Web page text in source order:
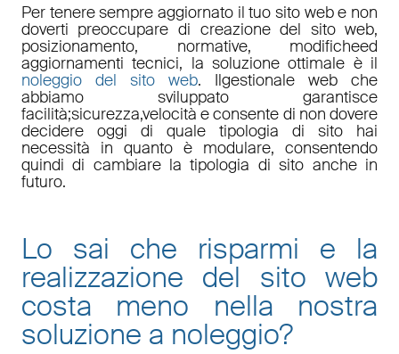
Per tenere sempre aggiornato il tuo sito web e non
doverti preoccupare di creazione del sito web,
posizionamento, normative, modificheed
aggiornamenti tecnici, la soluzione ottimale è il
noleggio del sito web. Ilgestionale webche
abbiamo sviluppato garantisce
facilità;sicurezza,velocità e consente di non dovere
decidere oggi di quale tipologia di sito hai
necessità in quanto è modulare, consentendo
quindi di cambiare la tipologia di sito anche in
futuro.
Lo sai che risparmi e la
realizzazione del sito web
costa meno nella nostra
soluzione a noleggio?